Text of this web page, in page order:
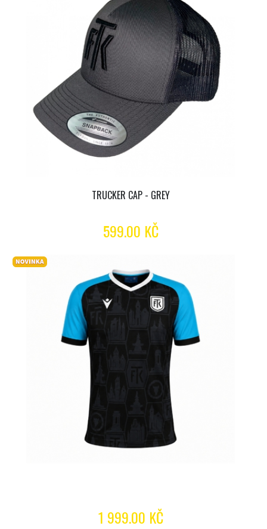
TRUCKER CAP - GREY
599.00 KČ
1 999.00 KČ